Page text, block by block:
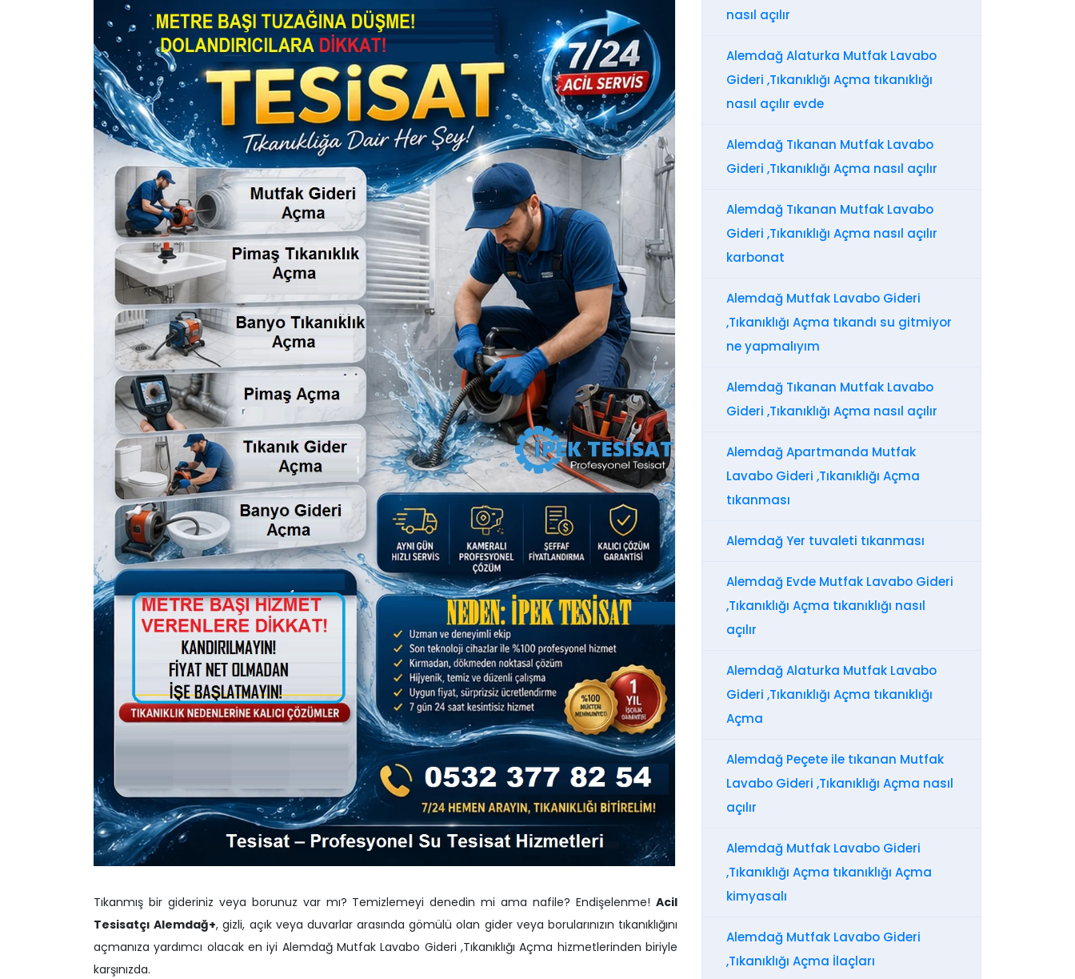
Tıkanmış bir gideriniz veya borunuz var mı? Temizlemeyi denedin mi ama nafile? Endişelenme! Acil
Tesisatçı Alemdağ+, gizli, açık veya duvarlar arasında gömülü olan gider veya borularınızın tıkanıklığını
açmanıza yardımcı olacak en iyi Alemdağ Mutfak Lavabo Gideri ,Tıkanıklığı Açma hizmetlerinden biriyle
karşınızda.
nasıl açılır
Alemdağ Alaturka Mutfak Lavabo
Gideri ,Tıkanıklığı Açma tıkanıklığı
nasıl açılır evde
Alemdağ Tıkanan Mutfak Lavabo
Gideri ,Tıkanıklığı Açma nasıl açılır
Alemdağ Tıkanan Mutfak Lavabo
Gideri ,Tıkanıklığı Açma nasıl açılır
karbonat
Alemdağ Mutfak Lavabo Gideri
,Tıkanıklığı Açma tıkandı su gitmiyor
ne yapmalıyım
Alemdağ Tıkanan Mutfak Lavabo
Gideri ,Tıkanıklığı Açma nasıl açılır
Alemdağ Apartmanda Mutfak
Lavabo Gideri ,Tıkanıklığı Açma
tıkanması
Alemdağ Yer tuvaleti tıkanması
Alemdağ Evde Mutfak Lavabo Gideri
,Tıkanıklığı Açma tıkanıklığı nasıl
açılır
Alemdağ Alaturka Mutfak Lavabo
Gideri ,Tıkanıklığı Açma tıkanıklığı
Açma
Alemdağ Peçete ile tıkanan Mutfak
Lavabo Gideri ,Tıkanıklığı Açma nasıl
açılır
Alemdağ Mutfak Lavabo Gideri
,Tıkanıklığı Açma tıkanıklığı Açma
kimyasalı
Alemdağ Mutfak Lavabo Gideri
,Tıkanıklığı Açma İlaçları